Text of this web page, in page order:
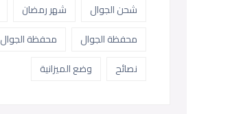
شحن الجوال
شهر رمضان
محفظة الجوال
محفظة الجوال
نصائح
وضع الميزانية